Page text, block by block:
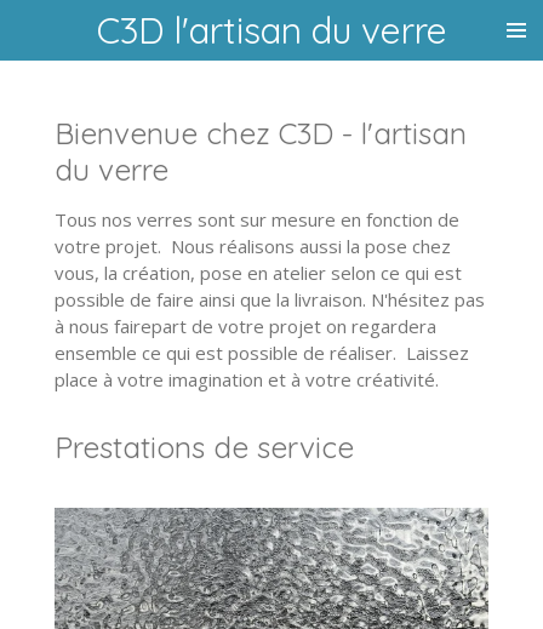
C3D l'artisan du verre
Bienvenue chez C3D - l'artisan
du verre
Tous nos verres sont sur mesure en fonction de
votre projet. Nous réalisons aussi la pose chez
vous, la création, pose en atelier selon ce qui est
possible de faire ainsi que la livraison. N'hésitez pas
à nous fairepart de votre projet on regardera
ensemble ce qui est possible de réaliser. Laissez
place à votre imagination et à votre créativité.
Prestations de service